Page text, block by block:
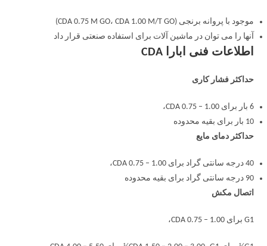
موجود با پروانه برنجی (CDA 0.75 M GO، CDA 1.00 M/T GO)
آنها را می توان در ماشین آلات برای استفاده صنعتی قرار داد
اطلاعات فنی ابارا CDA
حداکثر فشار کاری
6 بار برای CDA 0.75 – 1.00،
10 بار برای بقیه محدوده
حداکثر دمای مایع
40 درجه سانتی گراد برای CDA 0.75 – 1.00،
90 درجه سانتی گراد برای بقیه محدوده
اتصال مکش
G1 برای CDA 0.75 – 1.00،